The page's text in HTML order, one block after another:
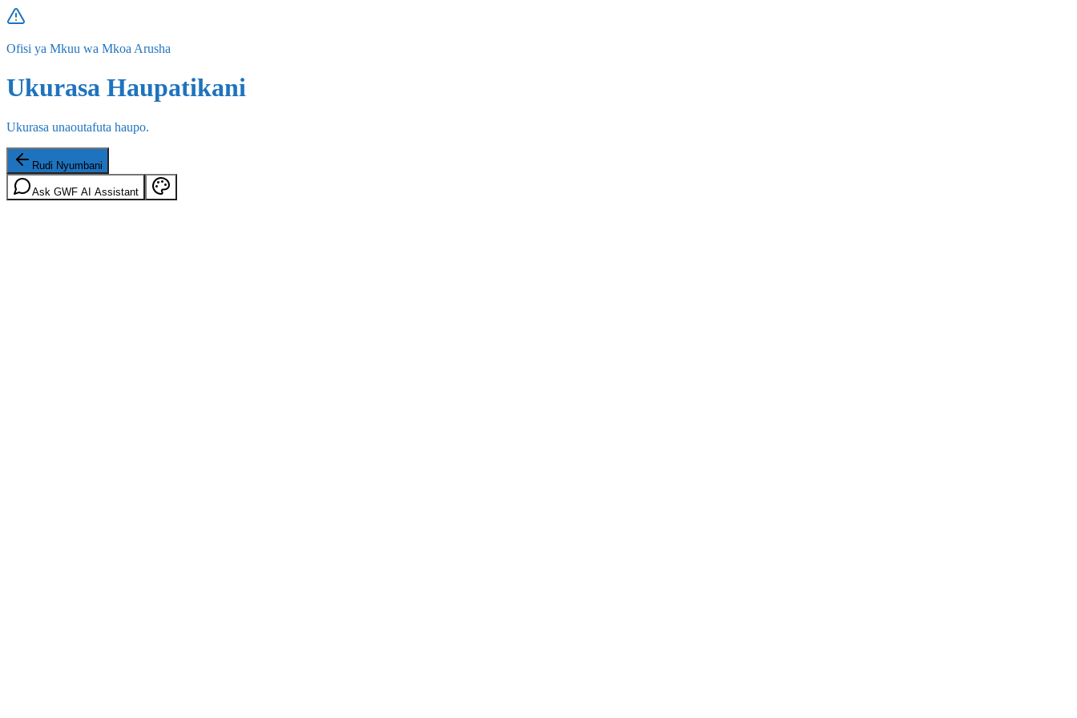
Ofisi ya Mkuu wa Mkoa Arusha
Ukurasa Haupatikani
Ukurasa unaoutafuta haupo.
Rudi Nyumbani
Ask GWF AI Assistant